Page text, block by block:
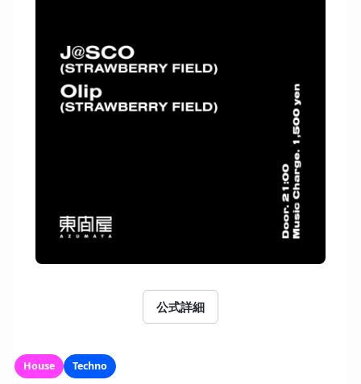
公式詳細
House Techno